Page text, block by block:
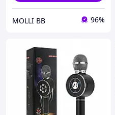
MOLLI BB 96%